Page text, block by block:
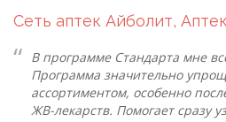
Сеть аптек Айболит,
В программе Стандарта мне
Программа значительно
ассортиментом, особенно
ЖВ-лекарств. Помогает сразу